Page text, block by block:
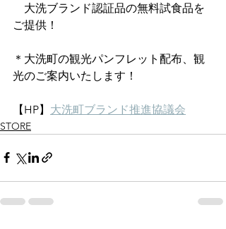
大洗ブランド認証品の無料試食品を
ご提供！
＊大洗町の観光パンフレット配布、観
光のご案内いたします！
【HP】 大洗町ブランド推進協議会
STORE